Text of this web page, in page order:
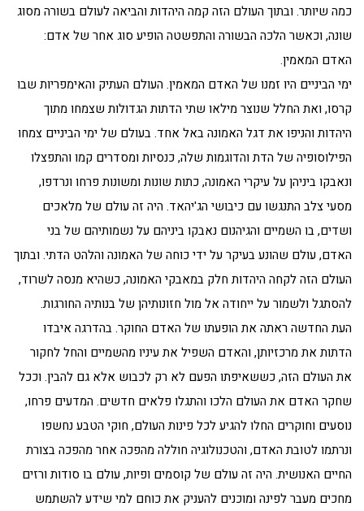
כמה שיותר. ובתוך העולם הזה קמה היהדות והביאה לעולם בשורה מסוג
שונה, וכאשר הלכה הבשורה והתפשטה הופיע סוג אחר של אדם:
האדם המאמין.
ימי הביניים היו זמנו של האדם המאמין. העולם העתיק והאימפריות שבו
קרסו, ואת החלל שנוצר מילאו שתי הדתות הגדולות שצמחו מתוך
היהדות והניפו את דגל האמונה באל אחד. בעולם של ימי הביניים צמחו
הפילוסופיה של הדת והדוגמות שלה, כנסיות ומסדרים קמו והתפצלו
ונאבקו ביניהן על עיקרי האמונה, כתות שונות ומשונות פרחו ונרדפו,
מסעי צלב התנגשו עם כיבושי הג'יהאד. היה זה עולם של מלאכים
ושדים, בו השמיים והגיהנום נאבקו ביניהם על נשמותיהם של בני
האדם, עולם שהונע בעיקר על ידי כוחה של האמונה והלהט הדתי. ובתוך
העולם הזה לקחה היהדות חלק במאבקי האמונה, כשהיא מנסה לשרוד,
להסתגל ולשמור על ייחודה אל מול חזונותיהן של בנותיה החורגות.
העת החדשה ראתה את הופעתו של האדם החוקר. בהדרגה איבדו
הדתות את מרכזיותן, והאדם השפיל את עיניו מהשמיים והחל לחקור
את העולם הזה, כששאיפתו הפעם לא רק לכבוש אלא גם להבין. וככל
שחקר האדם את העולם הלכו והתגלו פלאים חדשים. המדעים פרחו,
נוסעים וחוקרים החלו להגיע לכל פינות העולם, חוקי הטבע נחשפו
ונרתמו לטובת האדם, והטכנולוגיה חוללה מהפכה אחר מהפכה בצורת
החיים האנושית. היה זה עולם של קוסמים ופיות, עולם בו סודות ורזים
מחכים מעבר לפינה ומוכנים להעניק את כוחם למי שידע להשתמש